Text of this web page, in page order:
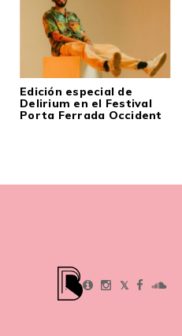
Edición especial de
Delirium en el Festival
Porta Ferrada Occident
𝕏